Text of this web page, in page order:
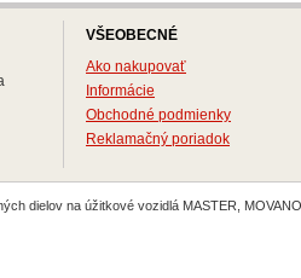
VŠEOBECNÉ
Ako nakupovať
Informácie
Obchodné podmienky
Reklamačný poriadok
dielov na úžitkové vozidlá MASTER,